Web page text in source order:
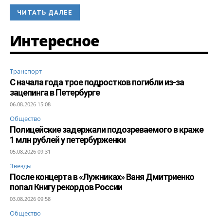
ЧИТАТЬ ДАЛЕЕ
Интересное
Транспорт
С начала года трое подростков погибли из-за
зацепинга в Петербурге
06.08.2026 15:08
Общество
Полицейские задержали подозреваемого в краже
1 млн рублей у петербурженки
05.08.2026 09:31
Звезды
После концерта в «Лужниках» Ваня Дмитриенко
попал Книгу рекордов России
03.08.2026 09:58
Общество